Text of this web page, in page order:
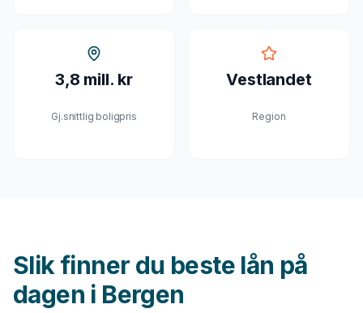
3,8 mill. kr
Gj.snittlig boligpris
Vestlandet
Region
Slik finner du beste lån på
dagen i Bergen